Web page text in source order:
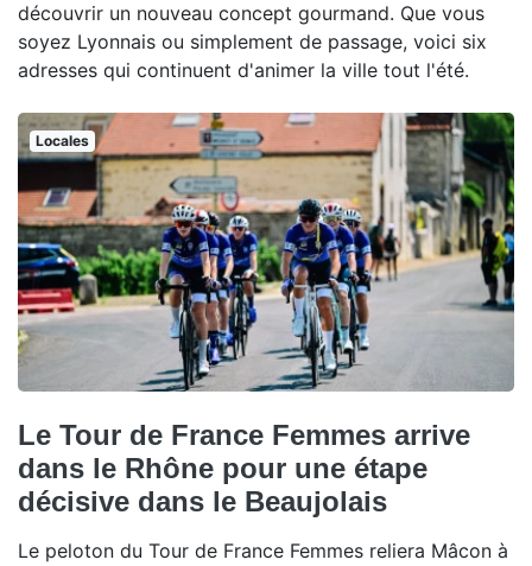
découvrir un nouveau concept gourmand. Que vous
soyez Lyonnais ou simplement de passage, voici six
adresses qui continuent d'animer la ville tout l'été.
Locales
Le Tour de France Femmes arrive
dans le Rhône pour une étape
décisive dans le Beaujolais
Le peloton du Tour de France Femmes reliera Mâcon à